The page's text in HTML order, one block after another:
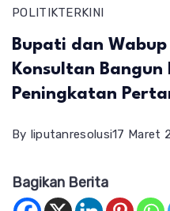
POLITIKTERKINI
Bupati dan
Konsultan
Peningkatan
By liputanresolusi17 Maret
Bagikan Berita